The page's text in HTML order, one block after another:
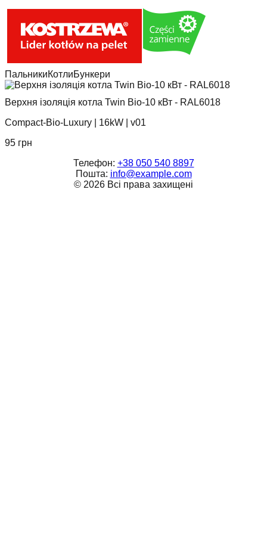
ПальникиКотлиБункери
Верхня ізоляція котла Twin Bio-10 кВт - RAL6018
Compact-Bio-Luxury
16kW
v01
95 грн
Телефон: +38 050 540 8897
Пошта: info@example.com
© 2026 Всі права захищені